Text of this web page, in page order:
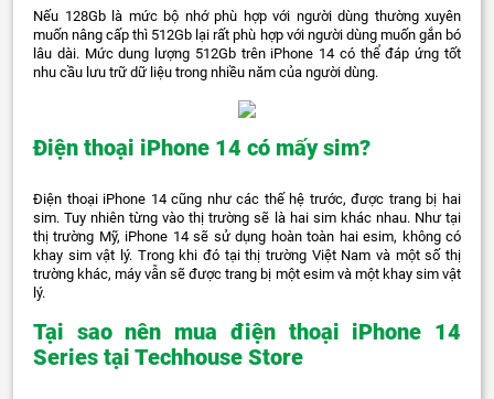
Nếu 128Gb là mức bộ nhớ phù hợp với người dùng thường xuyên
muốn nâng cấp thì 512Gb lại rất phù hợp với người dùng muốn gắn bó
lâu dài. Mức dung lượng 512Gb trên iPhone 14 có thể đáp ứng tốt
nhu cầu lưu trữ dữ liệu trong nhiều năm của người dùng.
Điện thoại iPhone 14 có mấy sim?
Điện thoại iPhone 14 cũng như các thế hệ trước, được trang bị hai
sim. Tuy nhiên từng vào thị trường sẽ là hai sim khác nhau. Như tại
thị trường Mỹ, iPhone 14 sẽ sử dụng hoàn toàn hai esim, không có
khay sim vật lý. Trong khi đó tại thị trường Việt Nam và một số thị
trường khác, máy vẫn sẽ được trang bị một esim và một khay sim vật
lý.
Tại sao nên mua điện thoại iPhone 14
Series tại Techhouse Store